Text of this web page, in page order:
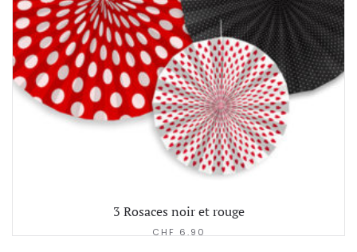
3 Rosaces noir et rouge
CHF 6.90